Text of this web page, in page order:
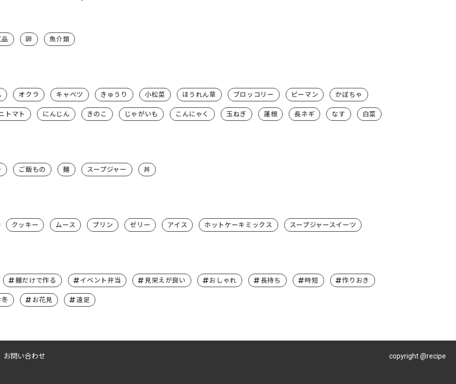
卵 魚介類
オクラ キャベツ きゅうり 小松菜 ほうれん草 ブロッコリー ピーマン かぼちゃ
トマト にんじん きのこ じゃがいも こんにゃく 玉ねぎ 蓮根 長ネギ なす 白菜
ご飯もの 麺 スープジャー 丼
クッキー ムース プリン ゼリー アイス ホットケーキミックス スープジャースイーツ
麺だけで作る イベント弁当 見栄えが良い おしゃれ 長持ち 時短 作りおき
冬 お花見 遠足
お問い合わせ copyright @recipe